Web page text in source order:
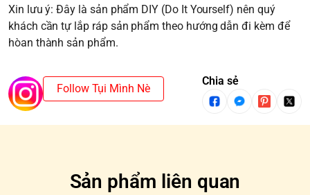
Xin lưu ý: Đây là sản phẩm DIY (Do It Yourself) nên quý
khách cần tự lắp ráp sản phẩm theo hướng dẫn đi kèm để
hòan thành sản phẩm.
Follow Tụi Mình Nè
Chia sẻ
Sản phẩm liên quan